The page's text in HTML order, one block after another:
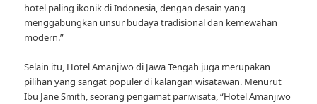
hotel paling ikonik di Indonesia, dengan desain yang
menggabungkan unsur budaya tradisional dan kemewahan
modern.”
Selain itu, Hotel Amanjiwo di Jawa Tengah juga merupakan
pilihan yang sangat populer di kalangan wisatawan. Menurut
Ibu Jane Smith, seorang pengamat pariwisata, “Hotel Amanjiwo